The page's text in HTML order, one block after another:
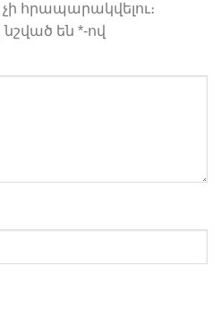
հրապարակվելու։
են *-ով